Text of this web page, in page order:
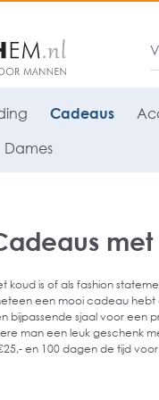
Cadeaus
Dames
met
koud is of als fashion
een mooi cadeau
bijpassende sjaal voor
man een leuk geschenk
en 100 dagen de tijd